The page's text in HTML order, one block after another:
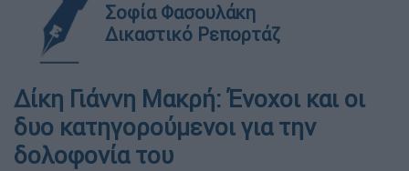
Σοφία Φασουλάκη
Δικαστικό Ρεπορτάζ
Δίκη Γιάννη Μακρή: Ένοχοι και οι
δυο κατηγορούμενοι για την
δολοφονία του